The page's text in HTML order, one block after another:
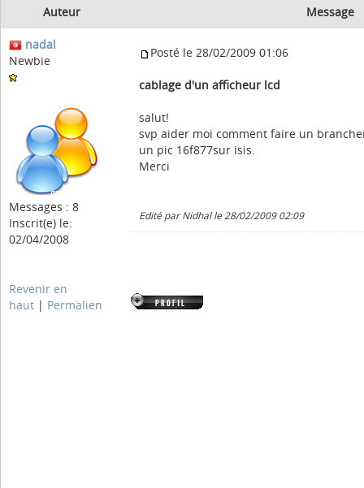
Auteur Message
nadal
Newbie
Messages : 8
Inscrit(e) le:
02/04/2008
Posté le 28/02/2009 01:06
cablage d'un afficheur lcd
salut!
svp aider moi comment faire un
un pic 16f877sur isis.
Merci
Edité par Nidhal le 28/02/2009 02:09
Revenir en
haut | Permalien